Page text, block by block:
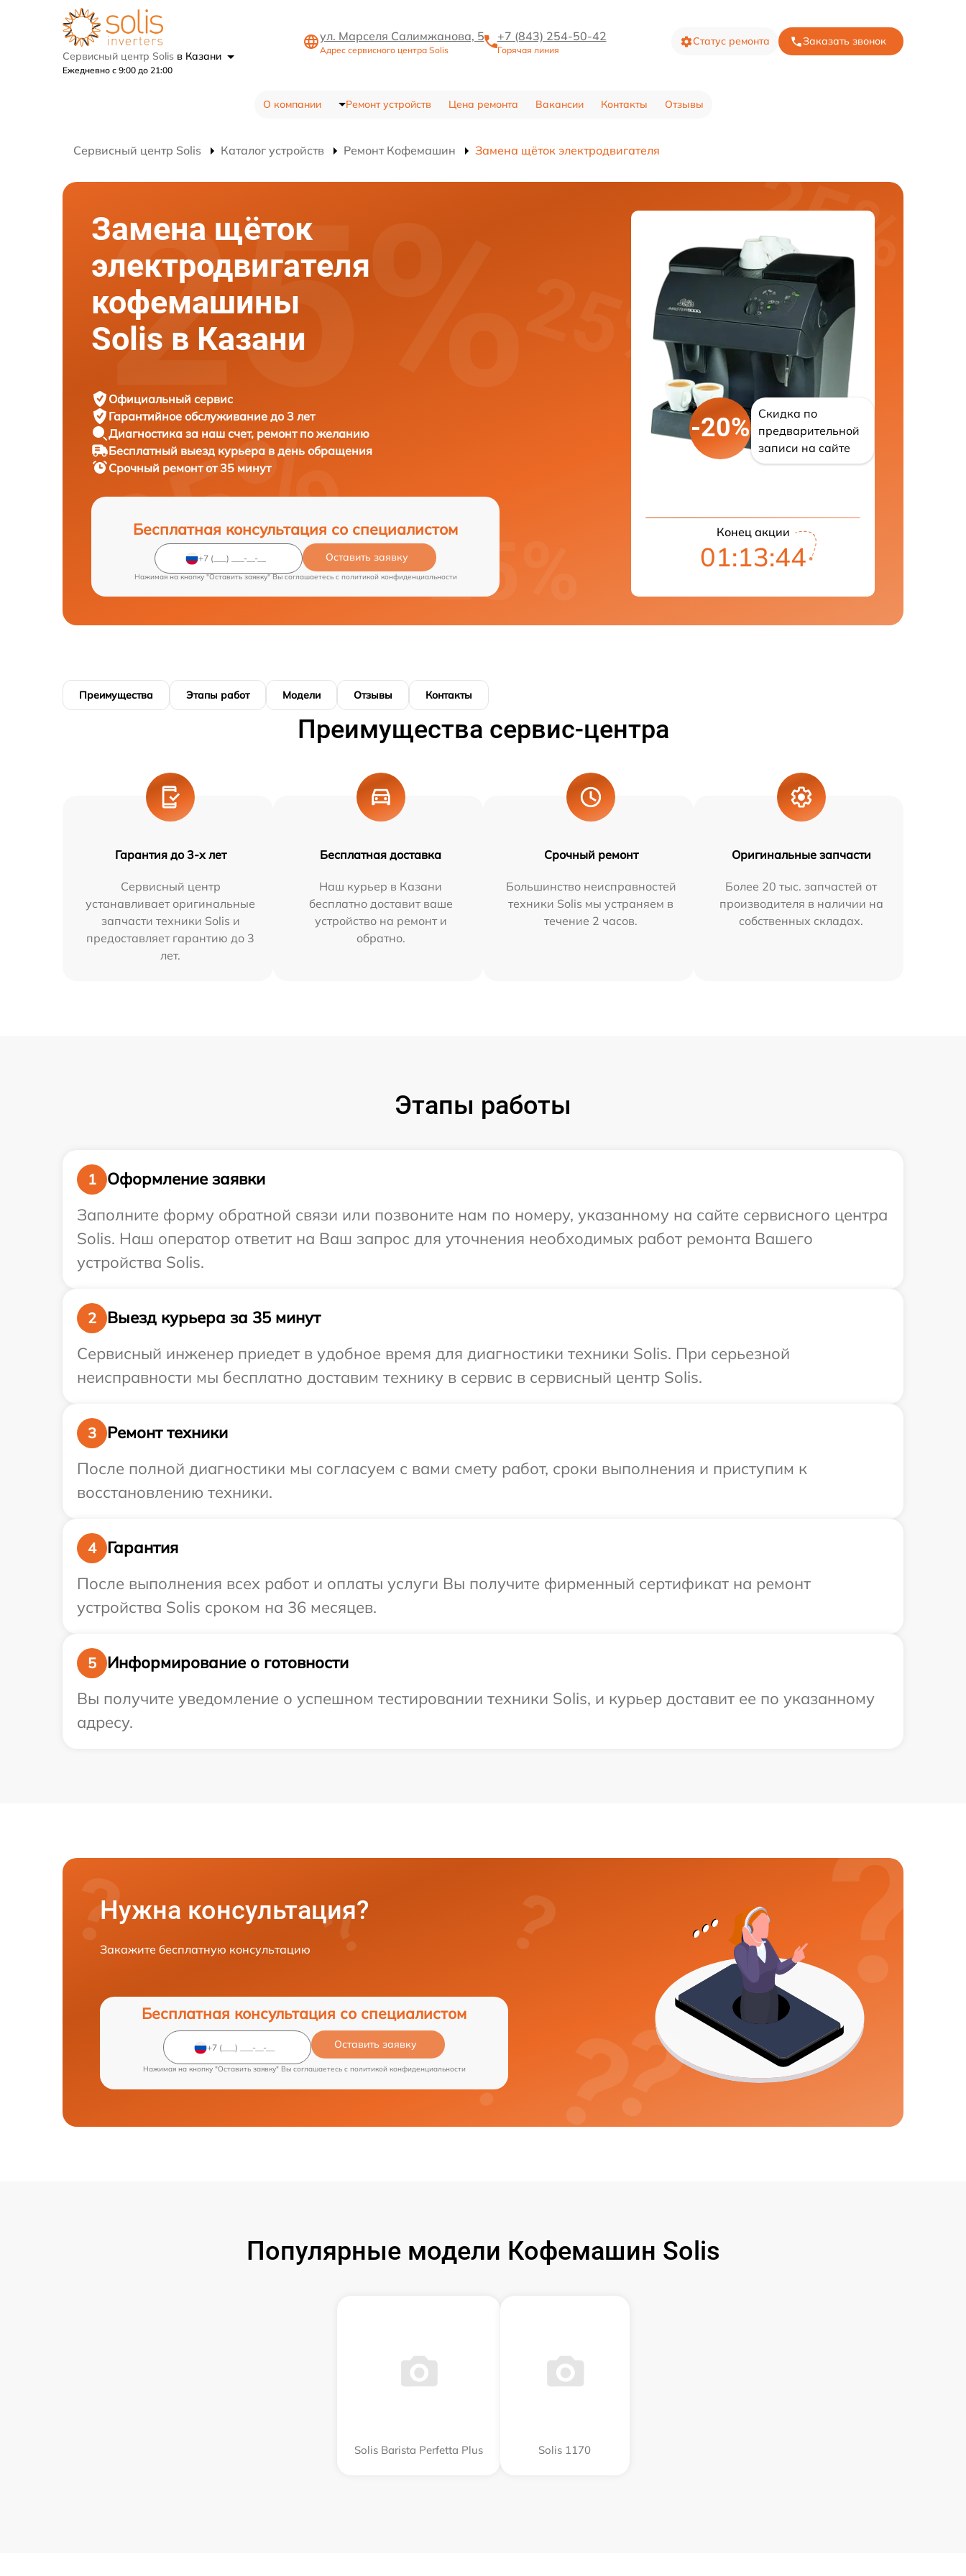
Сервисный центр Solis в Казани
Ежедневно с 9:00 до 21:00
ул. Марселя Салимжанова, 5
Адрес сервисного центра Solis
+7 (843) 254-50-42
Горячая линия
Статус ремонта Заказать звонок
О компании Ремонт устройств Цена ремонта Вакансии Контакты Отзывы
Сервисный центр Solis Каталог устройств Ремонт Кофемашин Замена щёток электродвигателя
Замена щёток
электродвигателя
кофемашины
Solis в Казани
Официальный сервис
Гарантийное обслуживание до 3 лет
Диагностика за наш счет, ремонт по желанию
Бесплатный выезд курьера в день обращения
Срочный ремонтот 35 минут
Бесплатная консультация со специалистом
Оставить заявку
Нажимая на кнопку "Оставить заявку" Вы соглашаетесь c политикой конфиденциальности
-20%
Скидка по
предварительной
записи на сайте
Конец акции
01:13:43
Преимущества Этапы работ Модели Отзывы Контакты
Преимущества сервис-центра
Гарантия до 3-х лет
Сервисный центр
устанавливает оригинальные
запчасти техники Solis и
предоставляет гарантию до 3
лет.
Бесплатная доставка
Наш курьер в Казани
бесплатно доставит ваше
устройство на ремонт и
обратно.
Срочный ремонт
Большинство неисправностей
техники Solis мы устраняем в
течение 2 часов.
Оригинальные запчасти
Более 20 тыс. запчастей от
производителя в наличии на
собственных складах.
Этапы работы
1
Оформление заявки
Заполните форму обратной связи или позвоните нам по номеру, указанному на сайте сервисного центра
Solis. Наш оператор ответит на Ваш запрос для уточнения необходимых работ ремонта Вашего
устройства Solis.
2
Выезд курьера за 35 минут
Сервисный инженер приедет в удобное время для диагностики техники Solis. При серьезной
неисправности мы бесплатно доставим технику в сервис в сервисный центр Solis.
3
Ремонт техники
После полной диагностики мы согласуем с вами смету работ, сроки выполнения и приступим к
восстановлению техники.
4
Гарантия
После выполнения всех работ и оплаты услуги Вы получите фирменный сертификат на ремонт
устройства Solis сроком на 36 месяцев.
5
Информирование о готовности
Вы получите уведомление о успешном тестировании техники Solis, и курьер доставит ее по указанному
адресу.
Нужна консультация?
Закажите бесплатную консультацию
Бесплатная консультация со специалистом
Оставить заявку
Нажимая на кнопку "Оставить заявку" Вы соглашаетесь c политикой конфиденциальности
Популярные модели Кофемашин Solis
Solis Barista Perfetta Plus Solis 1170